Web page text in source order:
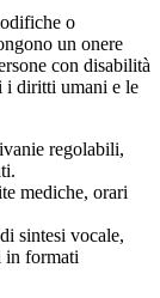
o
un onere
con disabilità
i diritti umani e le
regolabili,
mediche, orari
sintesi vocale,
in formati